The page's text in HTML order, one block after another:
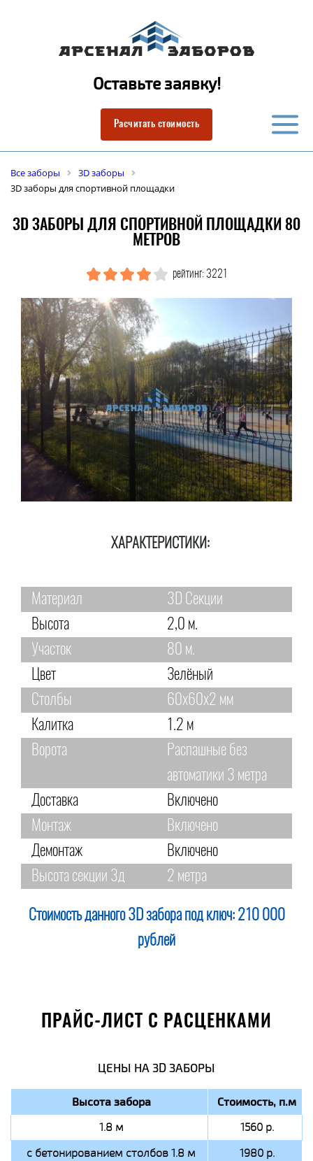
Оставьте заявку!
Расчитать стоимость
Все заборы
3D заборы
3D заборы для спортивной площадки
3D ЗАБОРЫ ДЛЯ СПОРТИВНОЙ ПЛОЩАДКИ 80
МЕТРОВ
рейтинг: 3221
ХАРАКТЕРИСТИКИ:
Материал
3D Секции
Высота
2,0 м.
Участок
80 м.
Цвет
Зелёный
Столбы
60х60х2 мм
Калитка
1.2 м
Ворота
Распашные без
автоматики 3 метра
Доставка
Включено
Монтаж
Включено
Демонтаж
Включено
Высота секции 3д
2 метра
Стоимость данного 3D забора под ключ: 210 000
рублей
ПРАЙС-ЛИСТ С РАСЦЕНКАМИ
ЦЕНЫ НА 3D ЗАБОРЫ
Высота забора Стоимость, п.м
1.8 м
1560 р.
с бетонированием столбов 1.8 м
1980 р.